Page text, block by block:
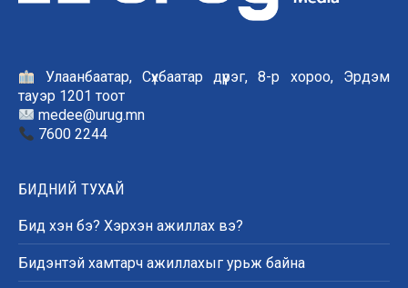
Улаанбаатар, Сүхбаатар дүүрэг, 8-р хороо, Эрдэм
тауэр 1201 тоот
medee@urug.mn
7600 2244
БИДНИЙ ТУХАЙ
Бид хэн бэ? Хэрхэн ажиллах вэ?
Бидэнтэй хамтарч ажиллахыг урьж байна